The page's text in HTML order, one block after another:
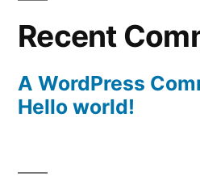
Recent
A WordPress
Hello world!